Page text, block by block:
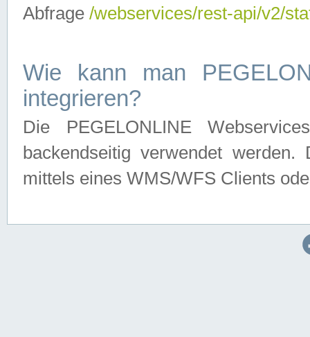
Abfrage /webservices/rest-api/v2/
Wie kann man
integrieren?
Die PEGELONLINE
backendseitig verwendet
mittels eines WMS/WFS Clients